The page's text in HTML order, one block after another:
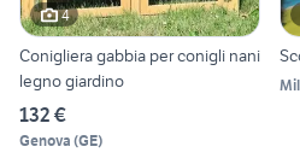
4
Conigliera gabbia per conigli nani
legno giardino
132 €
Genova (GE)